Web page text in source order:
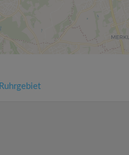
Ruhrgebiet